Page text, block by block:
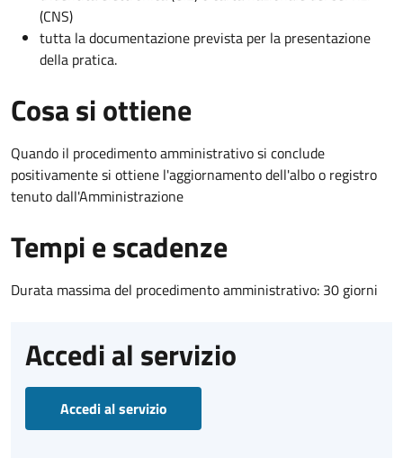
(CNS)
tutta la documentazione prevista per la presentazione
della pratica.
Cosa si ottiene
Quando il procedimento amministrativo si conclude
positivamente si ottiene l'aggiornamento dell'albo o registro
tenuto dall'Amministrazione
Tempi e scadenze
Durata massima del procedimento amministrativo: 30 giorni
Accedi al servizio
Accedi al servizio